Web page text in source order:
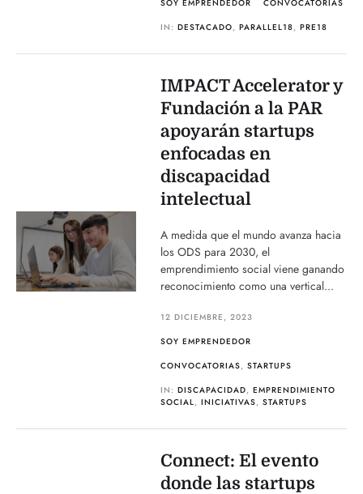
SOY EMPRENDEDOR
CONVOCATORIAS
IN:DESTACADO,PARALLEL18,PRE18
IMPACT Accelerator y
Fundación a la PAR
apoyarán startups
enfocadas en
discapacidad
intelectual
A medida que el mundo avanza hacia
los ODS para 2030, el
emprendimiento social viene ganando
reconocimiento como una vertical...
12 DICIEMBRE, 2023
SOY EMPRENDEDOR
CONVOCATORIAS,STARTUPS
IN:DISCAPACIDAD,EMPRENDIMIENTO
SOCIAL,INICIATIVAS,STARTUPS
Connect: El evento
donde las startups